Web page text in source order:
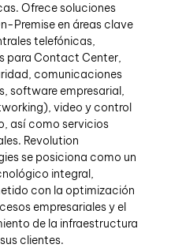
Ofrece soluciones
Premise en áreas clave
telefónicas,
para Contact Center,
comunicaciones
software empresarial,
video y control
así como servicios
Revolution
se posiciona como un
integral,
con la optimización
empresariales y el
de la infraestructura
clientes.